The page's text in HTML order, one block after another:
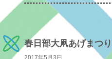
春日部大凧あげまつ
2017年5月3日